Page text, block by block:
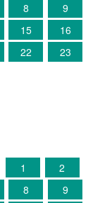
8
9
15
16
22 23
1
2
8
9